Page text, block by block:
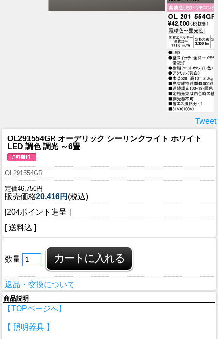
Tweet
OL291554GR オーデリック シーリングライト ホワイト
LED 調色 調光 ～6畳
OL291554GR
定価46,750円
販売価格20,416円 (税込)
[204ポイント進呈 ]
[ 送料込 ]
数量
返品・交換について
商品説明
【TOPページへ】
【 照明器具 】